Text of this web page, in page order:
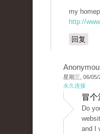
my
http://
回复
星期三, 06/05/
永久连接
冒
Do
and I